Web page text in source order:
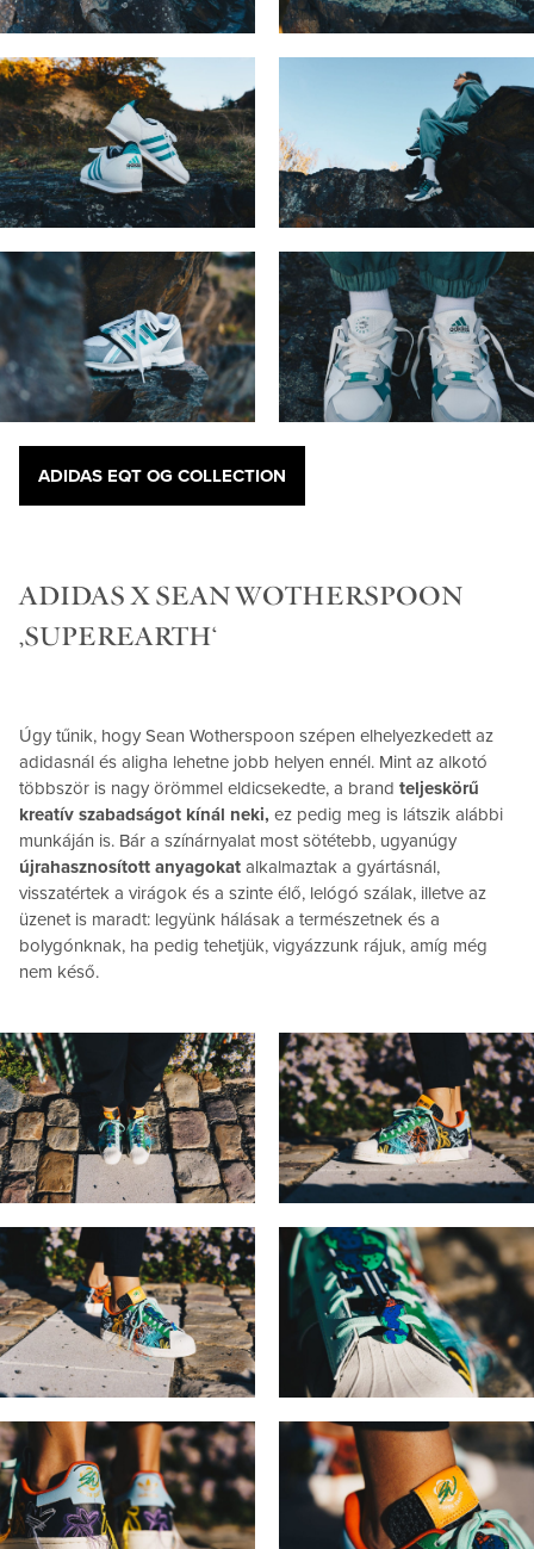
ADIDAS EQT OG COLLECTION
ADIDAS X SEAN WOTHERSPOON
‚SUPEREARTH‘
Úgy tűnik, hogy Sean Wotherspoon szépen elhelyezkedett az
adidasnál és aligha lehetne jobb helyen ennél. Mint az alkotó
többször is nagy örömmel eldicsekedte, a brand teljeskörű
kreatív szabadságot kínál neki, ez pedig meg is látszik alábbi
munkáján is. Bár a színárnyalat most sötétebb, ugyanúgy
újrahasznosított anyagokat alkalmaztak a gyártásnál,
visszatértek a virágok és a szinte élő, lelógó szálak, illetve az
üzenet is maradt: legyünk hálásak a természetnek és a
bolygónknak, ha pedig tehetjük, vigyázzunk rájuk, amíg még
nem késő.